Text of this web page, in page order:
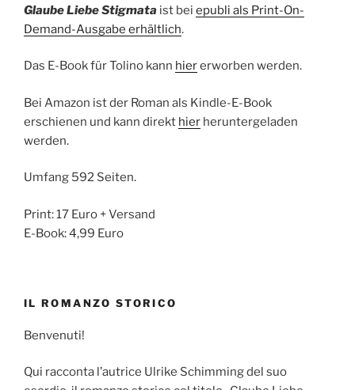
Glaube Liebe Stigmata ist bei epubli als Print-On-
Demand-Ausgabe erhältlich.
Das E-Book für Tolino kann hiererworben werden.
Bei Amazon ist der Roman als Kindle-E-Book
erschienen und kann direkt hier heruntergeladen
werden.
Umfang 592 Seiten.
Print: 17 Euro + Versand
E-Book: 4,99 Euro
IL ROMANZO STORICO
Benvenuti!
Qui racconta l’autrice Ulrike Schimming del suo